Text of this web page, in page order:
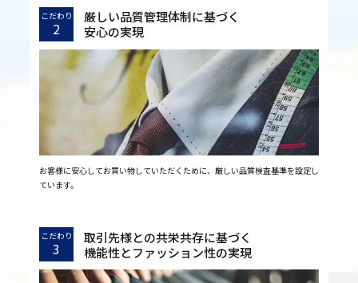
こだわり
2
厳しい品質管理体制に基づく
安心の実現
お客様に安心してお買い物していただくために、厳しい品質検査基準を設定し
ています。
こだわり
3
取引先様との共栄共存に基づく
機能性とファッション性の実現